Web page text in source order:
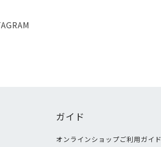
ガイド
オンラインショップご利用ガイド